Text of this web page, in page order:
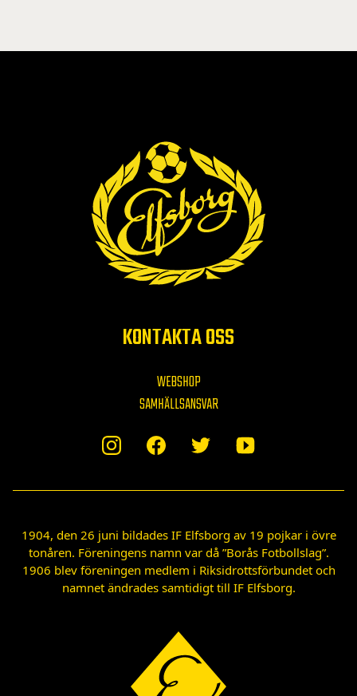
KONTAKTA OSS
WEBSHOP
SAMHÄLLSANSVAR
1904, den 26 juni bildades IF Elfsborg av 19 pojkar i övre
tonåren. Föreningens namn var då ”Borås Fotbollslag”.
1906 blev föreningen medlem i Riksidrottsförbundet och
namnet ändrades samtidigt till IF Elfsborg.